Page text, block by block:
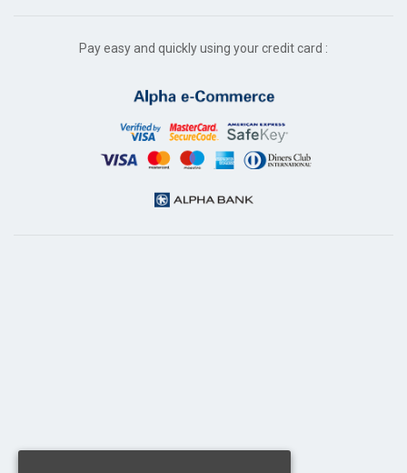
Pay easy and quickly using your credit card :